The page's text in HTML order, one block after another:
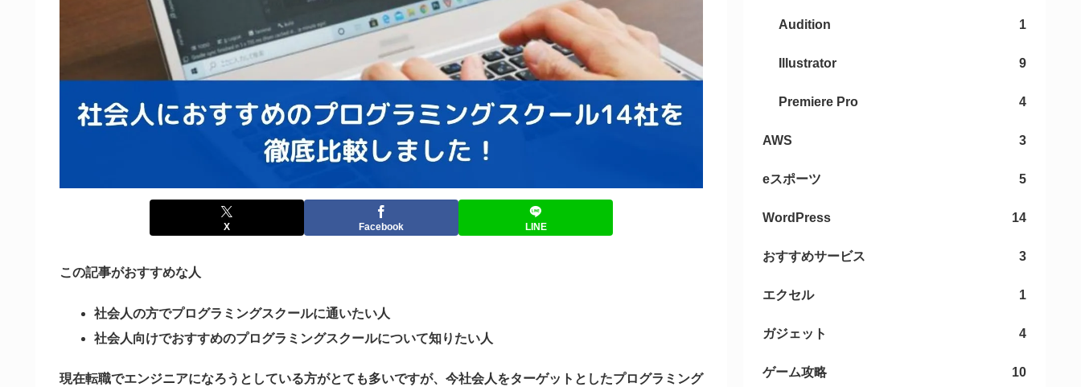
X Facebook LINE
この記事がおすすめな人
社会人の方でプログラミングスクールに通いたい人
社会人向けでおすすめのプログラミングスクールについて知りたい人
現在転職でエンジニアになろうとしている方がとても多いですが、今社会人をターゲットとしたプログラミング
Audition 1
Illustrator 9
Premiere Pro 4
AWS 3
eスポーツ 5
WordPress 14
おすすめサービス 3
エクセル 1
ガジェット 4
ゲーム攻略 10